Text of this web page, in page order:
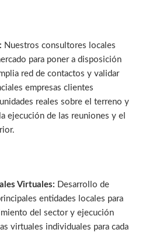
Nuestros consultores locales
para poner a disposición
red de contactos y validar
empresas clientes
reales sobre el terreno y
ejecución de las reuniones y el
Virtuales: Desarrollo de
entidades locales para
del sector y ejecución
virtuales individuales para cada